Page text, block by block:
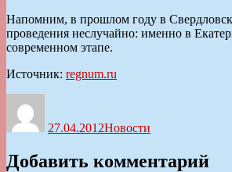
Напомним, в прошлом году в
проведения неслучайно: именно в
современном этапе.
Источник: regnum.ru
27.04.2012Новости
Добавить комментарий